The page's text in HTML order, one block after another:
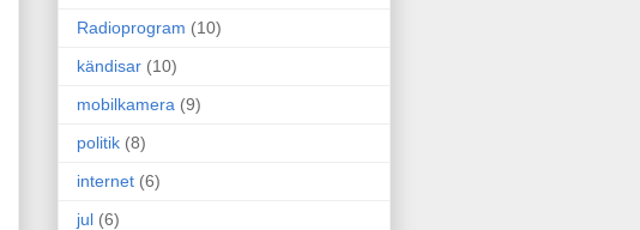
Radioprogram (10)
kändisar (10)
mobilkamera (9)
politik (8)
internet (6)
jul (6)